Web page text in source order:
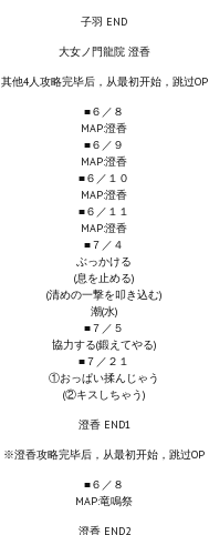
子羽 END
大女ノ門龍院 澄香
其他4人攻略完毕后，从最初开始，跳过OP
■６／８
MAP:澄香
■６／９
MAP:澄香
■６／１０
MAP:澄香
■６／１１
MAP:澄香
■７／４
ぶっかける
(息を止める)
(清めの一撃を叩き込む)
潮(水)
■７／５
協力する(鍛えてやる)
■７／２１
①おっぱい揉んじゃう
(②キスしちゃう)
澄香 END1
※澄香攻略完毕后，从最初开始，跳过OP
■６／８
MAP:竜鳴祭
澄香 END2